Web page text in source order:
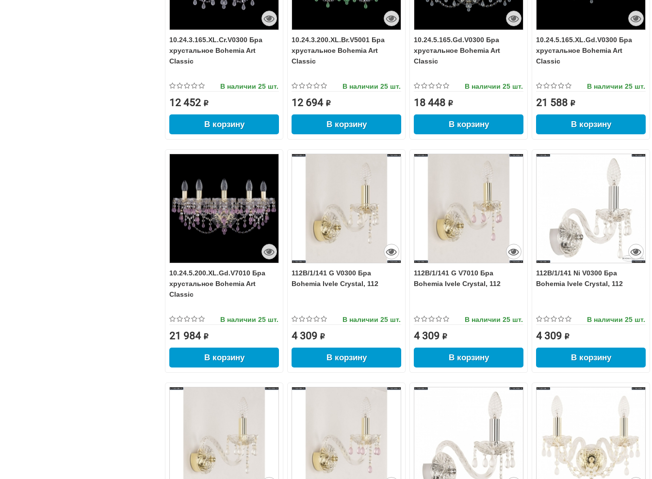
10.24.3.165.XL.Cr.V0300 Бра
хрустальное Bohemia Art
Classic
В наличии 25 шт.
12 452 ₽
В корзину
10.24.3.200.XL.Br.V5001 Бра
хрустальное Bohemia Art
Classic
В наличии 25 шт.
12 694 ₽
В корзину
10.24.5.165.Gd.V0300 Бра
хрустальное Bohemia Art
Classic
В наличии 25 шт.
18 448 ₽
В корзину
10.24.5.165.XL.Gd.V0300 Бра
хрустальное Bohemia Art
Classic
В наличии 25 шт.
21 588 ₽
В корзину
10.24.5.200.XL.Gd.V7010 Бра
хрустальное Bohemia Art
Classic
В наличии 25 шт.
21 984 ₽
В корзину
112B/1/141 G V0300 Бра
Bohemia Ivele Crystal, 112
В наличии 25 шт.
4 309 ₽
В корзину
112B/1/141 G V7010 Бра
Bohemia Ivele Crystal, 112
В наличии 25 шт.
4 309 ₽
В корзину
112B/1/141 Ni V0300 Бра
Bohemia Ivele Crystal, 112
В наличии 25 шт.
4 309 ₽
В корзину